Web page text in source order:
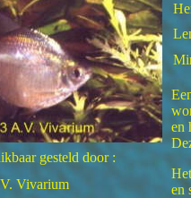
en
en
gesteld door :
Vivarium